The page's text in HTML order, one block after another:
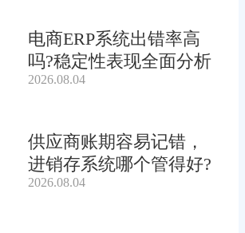
电商ERP系统出错率高
吗?稳定性表现全面分析
2026.08.04
供应商账期容易记错，
进销存系统哪个管得好?
2026.08.04